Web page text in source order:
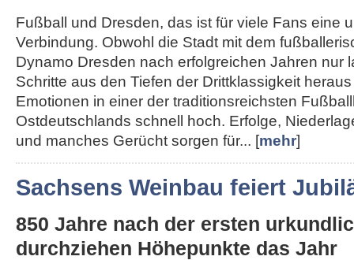
Fußball und Dresden, das ist für viele Fans eine
Verbindung. Obwohl die Stadt mit dem
Dynamo Dresden nach erfolgreichen Jahren nur
Schritte aus den Tiefen der Drittklassigkeit
Emotionen in einer der traditionsreichsten
Ostdeutschlands schnell hoch. Erfolge,
und manches Gerücht sorgen für... [mehr]
Sachsens Weinbau feiert
850 Jahre nach der ersten
durchziehen Höhepunkte das Jahr